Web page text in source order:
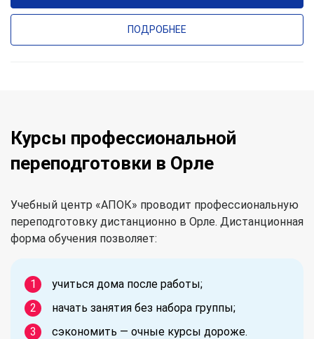
ПОДРОБНЕЕ
Курсы профессиональной
переподготовки в Орле
Учебный центр «АПОК» проводит профессиональную
переподготовку дистанционно в Орле. Дистанционная
форма обучения позволяет:
учиться дома после работы;
начать занятия без набора группы;
сэкономить — очные курсы дороже.